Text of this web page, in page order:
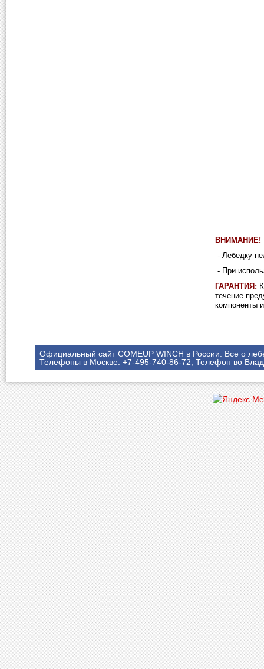
ВНИМАНИЕ!
- Лебедку
- При
ГАРАНТИЯ:
течение
компоненты
Официальный сайт COMEUP WINCH в России. Все о
Телефоны в Москве: +7-495-740-86-72; Телефон во